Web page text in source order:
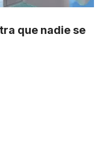
que nadie se